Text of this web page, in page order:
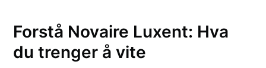
Forstå Novaire Luxent: Hva
du trenger å vite